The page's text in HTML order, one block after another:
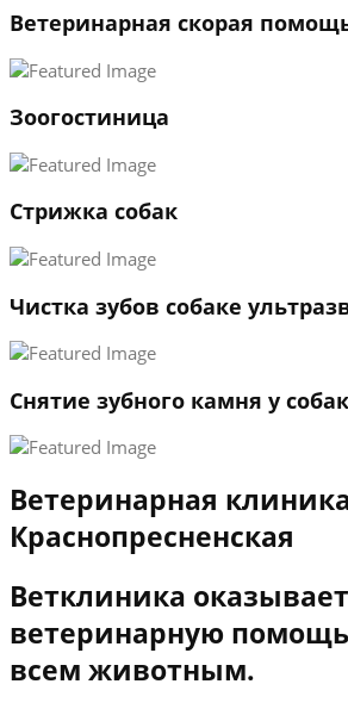
2
→
Ветеринарная скорая
Зоогостиница
Стрижка собак
Чистка зубов собаке
Снятие зубного камня у собак
Ветеринарная
Краснопресненская
Ветклиника оказывает
ветеринарную
всем животным.